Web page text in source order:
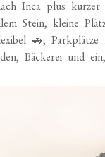
Inca plus
Stein, kleine
🚗;
Bäckerei und